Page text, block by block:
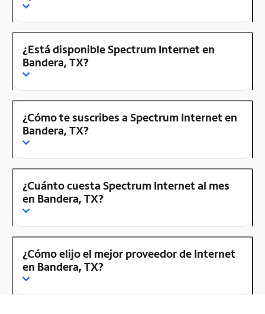
¿Está disponible Spectrum Internet en
Bandera, TX?
¿Cómo te suscribes a Spectrum Internet en
Bandera, TX?
¿Cuánto cuesta Spectrum Internet al mes
en Bandera, TX?
¿Cómo elijo el mejor proveedor de Internet
en Bandera, TX?